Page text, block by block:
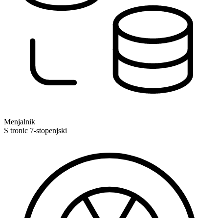
Menjalnik
S tronic 7-stopenjski